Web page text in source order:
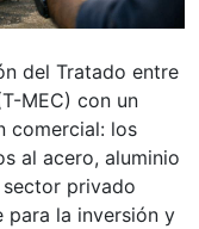
del Tratado entre
MEC) con un
comercial: los
al acero, aluminio
privado
la inversión y